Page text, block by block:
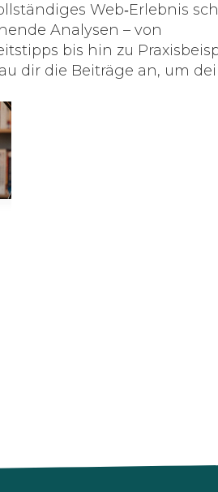
Web‑Erlebnis
Analysen – von
bis hin zu
dir die Beiträge an, um